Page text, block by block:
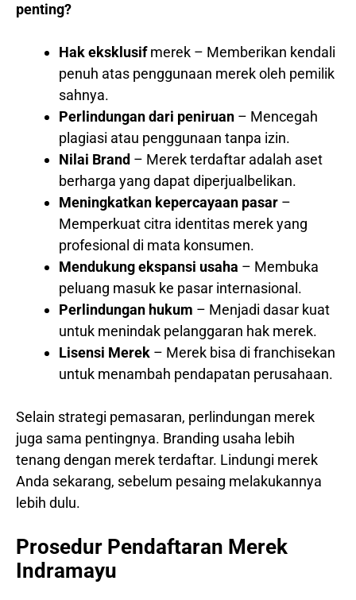
penting?
Hak eksklusifmerek – Memberikan kendali
penuh atas penggunaan merek oleh pemilik
sahnya.
Perlindungan dari peniruan – Mencegah
plagiasi atau penggunaan tanpa izin.
Nilai Brand – Merek terdaftar adalah aset
berharga yang dapat diperjualbelikan.
Meningkatkan kepercayaan pasar –
Memperkuat citra identitas merek yang
profesional di mata konsumen.
Mendukung ekspansi usaha – Membuka
peluang masuk ke pasar internasional.
Perlindungan hukum – Menjadi dasar kuat
untuk menindak pelanggaran hak merek.
Lisensi Merek – Merek bisa di franchisekan
untuk menambah pendapatan perusahaan.
Selain strategi pemasaran, perlindungan merek
juga sama pentingnya. Branding usaha lebih
tenang dengan merek terdaftar. Lindungi merek
Anda sekarang, sebelum pesaing melakukannya
lebih dulu.
Prosedur Pendaftaran Merek
Indramayu